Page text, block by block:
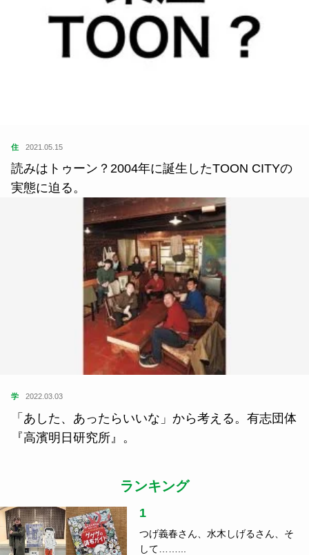
住 2021.05.15
読みはトゥーン？2004年に誕生したTOON CITYの
実態に迫る。
学 2022.03.03
「あした、あったらいいな」から考える。有志団体
『高濱明日研究所』。
ランキング
1
つげ義春さん、水木しげるさん、そ
して……...